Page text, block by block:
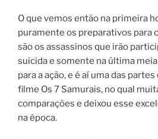
O que vemos então na primeira
puramente os preparativos para
são os assassinos que irão
suicida e somente na última
para a ação, e é aí uma das
filme Os 7 Samurais, no qual
comparações e deixou esse
na época.